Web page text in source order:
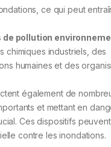
ce qui peut
de pollution
chimiques industriels, des
humaines et des
également de
et mettant en
Ces dispositifs
contre les inondations.